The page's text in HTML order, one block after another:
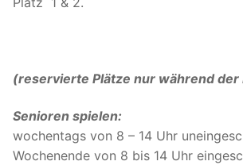
(reservierte Plätze nur während der
Senioren spielen:
wochentags von 8 – 14 Uhr
Wochenende von 8 bis 14 Uhr